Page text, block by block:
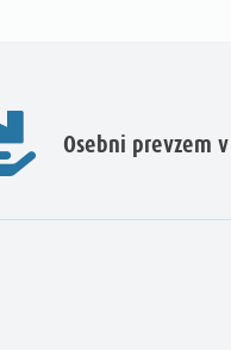
Osebni prevzem v